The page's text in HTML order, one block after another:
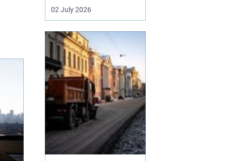
bedre udsigt og et
pænere indtryk, når
træder ind. Mange i
Ølstykke står dog med
samme udfordring:
Tiden, kræf...
02 July 2026